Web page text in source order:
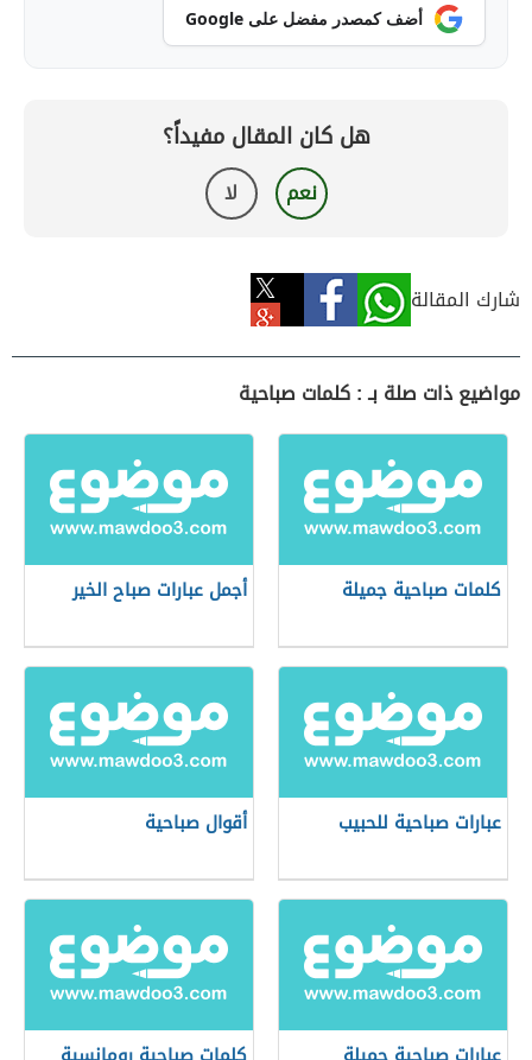
أضف كمصدر مفضل على Google
هل كان المقال مفيداً؟
نعم لا
شارك المقالة
مواضيع ذات صلة بـ : كلمات صباحية
كلمات صباحية جميلة أجمل عبارات صباح الخير
عبارات صباحية للحبيب أقوال صباحية